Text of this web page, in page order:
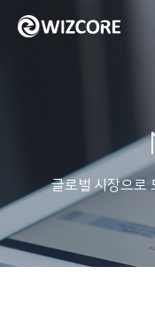
글로벌 시장으로